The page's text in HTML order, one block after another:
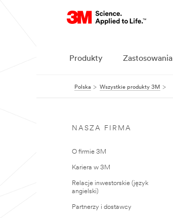
Produkty Zastosowania
Polska Wszystkie produkty 3M
NASZA FIRMA
O firmie 3M
Kariera w 3M
Relacje inwestorskie (język
angielski)
Partnerzy i dostawcy